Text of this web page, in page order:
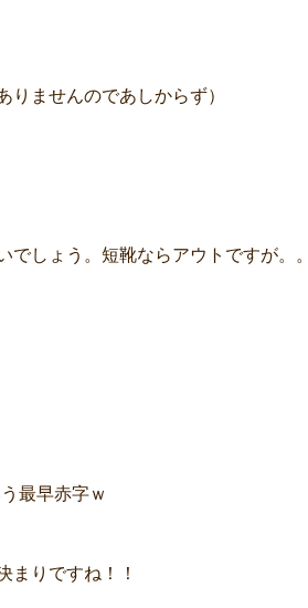
ませんのであしからず）
しょう。短靴ならアウトですが。。
最早赤字ｗ
まりですね！！